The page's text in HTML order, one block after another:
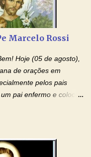
que possa estar
que atenda, em
já, agradeço de
Eu louvo o Pai por
de Páscoa. eu
Marcelo Rossi
Hoje (05 de agosto),
de orações em
pelos pais
pai enfermo e colocou
e Fé Mensagem
Como foi